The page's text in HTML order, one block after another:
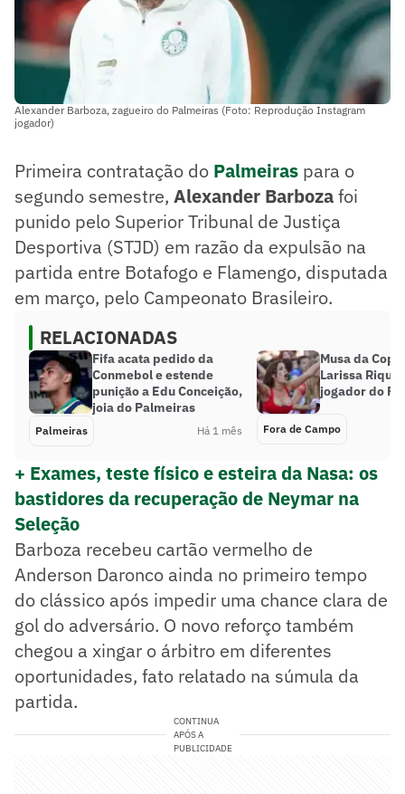
Alexander Barboza, zagueiro do Palmeiras (Foto: Reprodução Instagram
jogador)
Primeira contratação do Palmeiras para o
segundo semestre, Alexander Barbozafoi
punido pelo Superior Tribunal de Justiça
Desportiva (STJD) em razão da expulsão na
partida entre Botafogo e Flamengo, disputada
em março, pelo Campeonato Brasileiro.
RELACIONADAS
Fifa acata pedido da
Conmebol e estende
punição a Edu Conceição,
joia do Palmeiras
Palmeiras Há 1 mês
Musa da
Larissa
jogador do
Fora de Campo
+ Exames, teste físico e esteira da Nasa: os
bastidores da recuperação de Neymar na
Seleção
Barboza recebeu cartão vermelho de
Anderson Daronco ainda no primeiro tempo
do clássico após impedir uma chance clara de
gol do adversário. O novo reforço também
chegou a xingar o árbitro em diferentes
oportunidades, fato relatado na súmula da
partida.
CONTINUA
APÓS A
PUBLICIDADE